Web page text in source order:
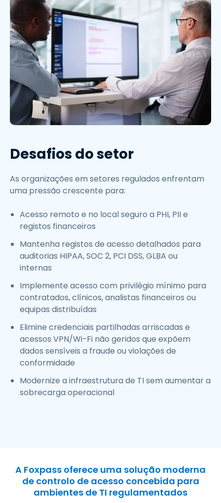
Desafios do setor
As organizações em setores regulados enfrentam
uma pressão crescente para:
Acesso remoto e no local seguro a PHI, PII e
registos financeiros
Mantenha registos de acesso detalhados para
auditorias HIPAA, SOC 2, PCI DSS, GLBA ou
internas
Implemente acesso com privilégio mínimo para
contratados, clínicos, analistas financeiros ou
equipas distribuídas
Elimine credenciais partilhadas arriscadas e
acessos VPN/Wi-Fi não geridos que expõem
dados sensíveis a fraude ou violações de
conformidade
Modernize a infraestrutura de TI sem aumentar a
sobrecarga operacional
A Foxpass oferece uma solução moderna
de controlo de acesso concebida para
ambientes de TI regulamentados